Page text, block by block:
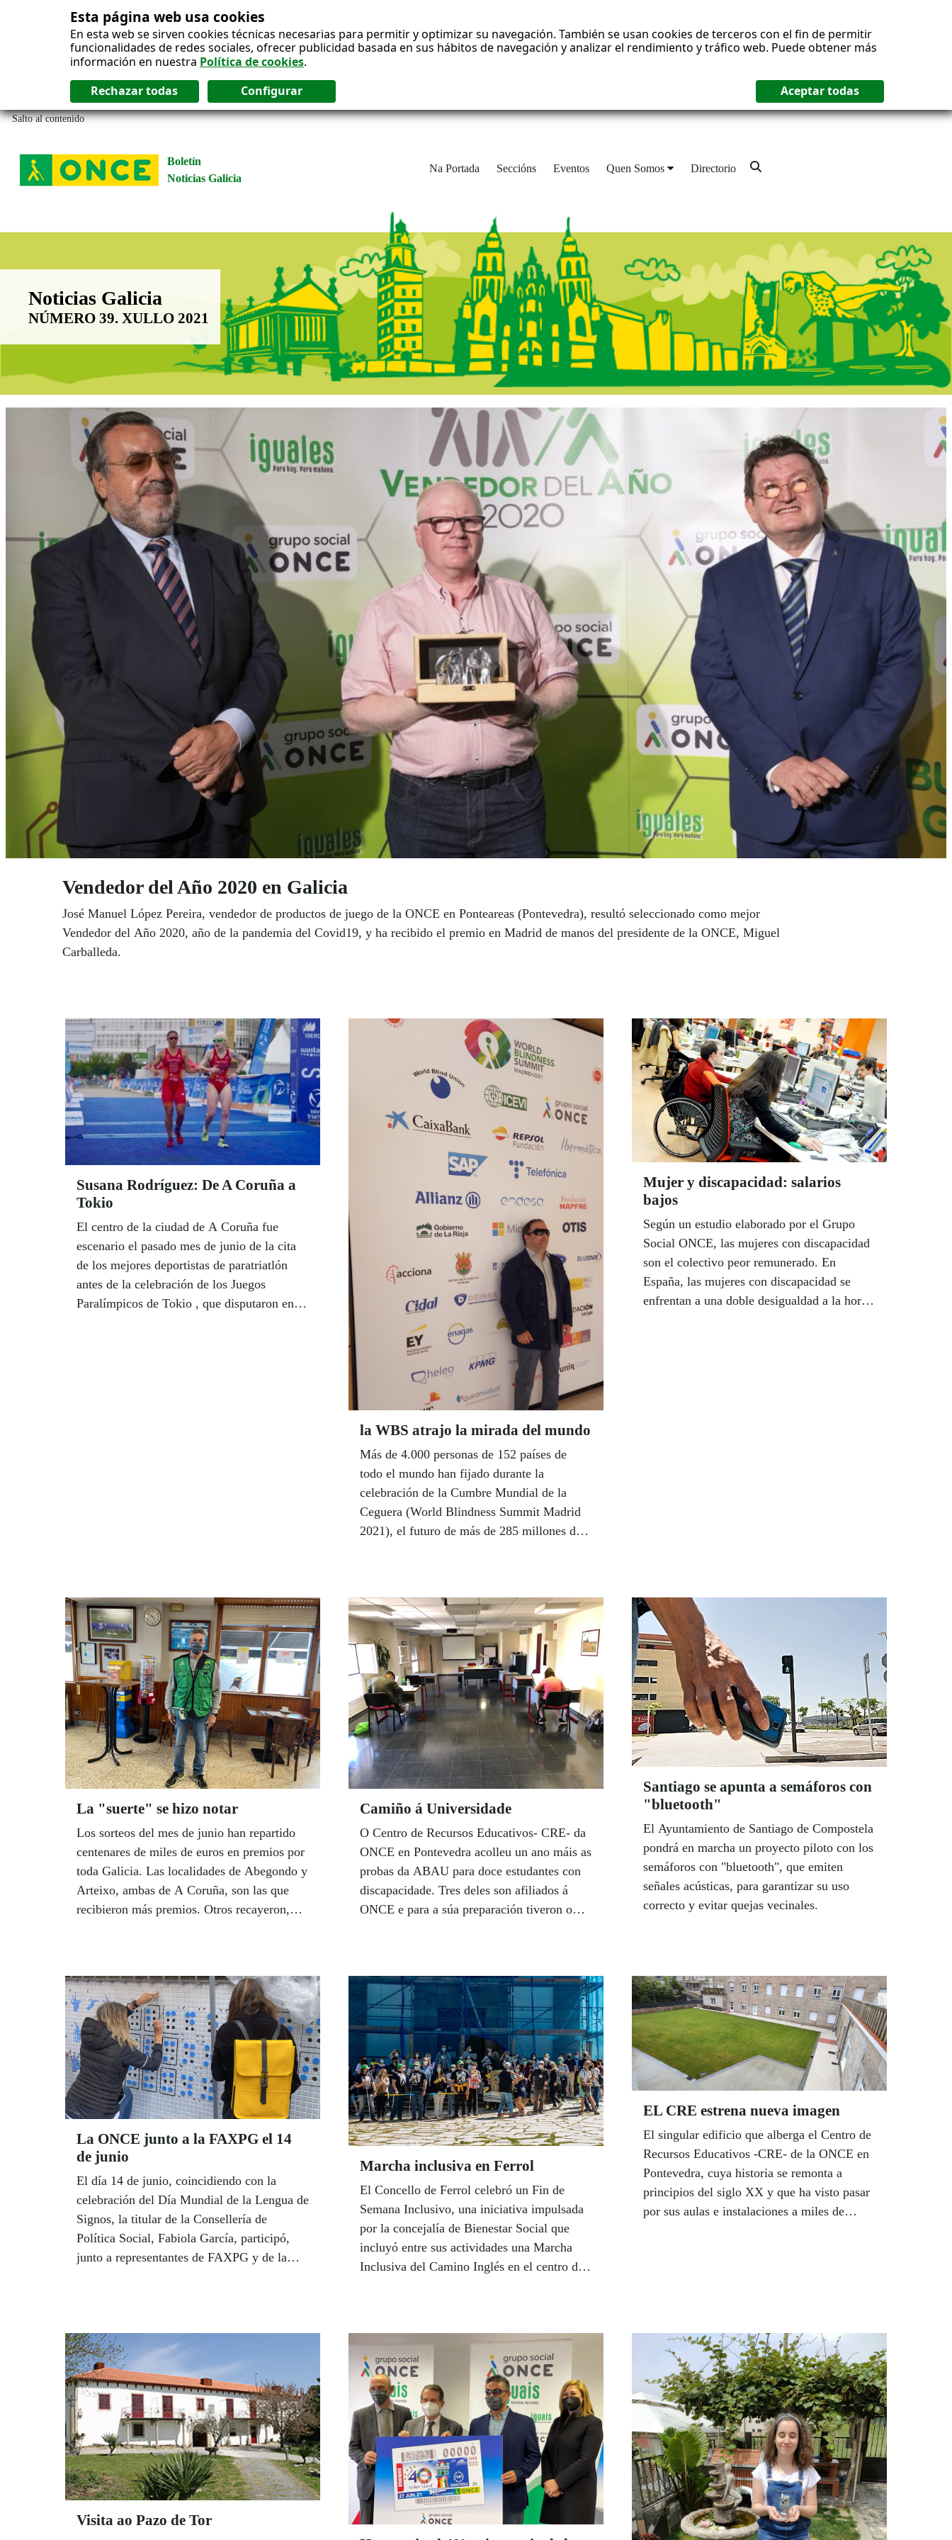
Esta página web usa cookies
En esta web se sirven cookies técnicas necesarias para permitir y optimizar su navegación. También se usan cookies de terceros con el fin de permitir
funcionalidades de redes sociales, ofrecer publicidad basada en sus hábitos de navegación y analizar el rendimiento y tráfico web. Puede obtener más
información en nuestra Política de cookies.
Salto al contenido
Boletín
Noticias Galicia
Na Portada Seccións Eventos Quen Somos Directorio
Boletín Noticias Galicia
Noticias Galicia
NÚMERO 39. XULLO 2021
Vendedor del Año 2020 en Galicia
José Manuel López Pereira, vendedor de productos de juego de la ONCE en Ponteareas (Pontevedra), resultó seleccionado como mejor
Vendedor del Año 2020, año de la pandemia del Covid19, y ha recibido el premio en Madrid de manos del presidente de la ONCE, Miguel
Carballeda.
Susana Rodríguez: De A Coruña a
Tokio
El centro de la ciudad de A Coruña fue
escenario el pasado mes de junio de la cita
de los mejores deportistas de paratriatlón
antes de la celebración de los Juegos
Paralímpicos de Tokio , que disputaron en la
la WBS atrajo la mirada del mundo
Más de 4.000 personas de 152 países de
todo el mundo han fijado durante la
celebración de la Cumbre Mundial de la
Ceguera (World Blindness Summit Madrid
2021), el futuro de más de 285 millones de
ámbitos de la vida.
Mujer y discapacidad: salarios
bajos
Según un estudio elaborado por el Grupo
Social ONCE, las mujeres con discapacidad
son el colectivo peor remunerado. En
España, las mujeres con discapacidad se
enfrentan a una doble desigualdad a la hora
La "suerte" se hizo notar
Los sorteos del mes de junio han repartido
centenares de miles de euros en premios por
toda Galicia. Las localidades de Abegondo y
Arteixo, ambas de A Coruña, son las que
recibieron más premios. Otros recayeron,
Camiño á Universidade
O Centro de Recursos Educativos- CRE- da
ONCE en Pontevedra acolleu un ano máis as
probas da ABAU para doce estudantes con
discapacidade. Tres deles son afiliados á
ONCE e para a súa preparación tiveron o
Santiago se apunta a semáforos con
"bluetooth"
El Ayuntamiento de Santiago de Compostela
pondrá en marcha un proyecto piloto con los
semáforos con "bluetooth", que emiten
señales acústicas, para garantizar su uso
correcto y evitar quejas vecinales.
La ONCE junto a la FAXPG el 14
de junio
El día 14 de junio, coincidiendo con la
celebración del Día Mundial de la Lengua de
Signos, la titular de la Consellería de
Política Social, Fabiola García, participó,
junto a representantes de FAXPG y de la
San Caetano, en Santiago de Compostela.
Marcha inclusiva en Ferrol
El Concello de Ferrol celebró un Fin de
Semana Inclusivo, una iniciativa impulsada
por la concejalía de Bienestar Social que
incluyó entre sus actividades una Marcha
Inclusiva del Camino Inglés en el centro de
ataviados con la indumentaria tradicional.
EL CRE estrena nueva imagen
El singular edificio que alberga el Centro de
Recursos Educativos -CRE- de la ONCE en
Pontevedra, cuya historia se remonta a
principios del siglo XX y que ha visto pasar
por sus aulas e instalaciones a miles de
Visita ao Pazo de Tor